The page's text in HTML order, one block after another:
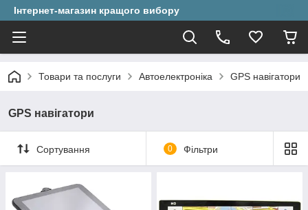
Інтернет-магазин кращого вибору
Товари та послуги Автоелектроніка GPS навігатори
GPS навігатори
Сортування 0 Фільтри